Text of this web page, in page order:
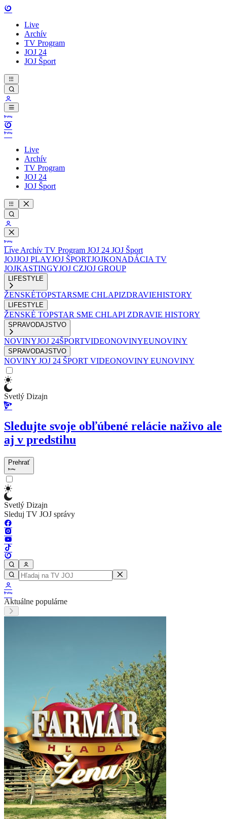
Live
Archív
TV Program
JOJ 24
JOJ Šport
Live
Archív
TV Program
JOJ 24
JOJ Šport
Live Archív TV Program JOJ 24 JOJ Šport
JOJJOJ PLAYJOJ ŠPORTJOJKONADÁCIA TV
JOJKASTINGYJOJ CZJOJ GROUP
LIFESTYLE
ŽENSKÉTOPSTARSME CHLAPIZDRAVIEHISTORY
LIFESTYLE
ŽENSKÉ TOPSTAR SME CHLAPI ZDRAVIE HISTORY
SPRAVODAJSTVO
NOVINYJOJ 24ŠPORTVIDEONOVINYEUNOVINY
SPRAVODAJSTVO
NOVINY JOJ 24 ŠPORT VIDEONOVINY EUNOVINY
Svetlý Dizajn
Sledujte svoje obľúbené relácie naživo ale
aj v predstihu
Prehrať
Svetlý Dizajn
Sleduj TV JOJ správy
Aktuálne populárne